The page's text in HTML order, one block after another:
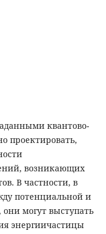
квантово-
проектировать,
возникающих
В частности, в
потенциальной и
могут выступать
энергиичастицы